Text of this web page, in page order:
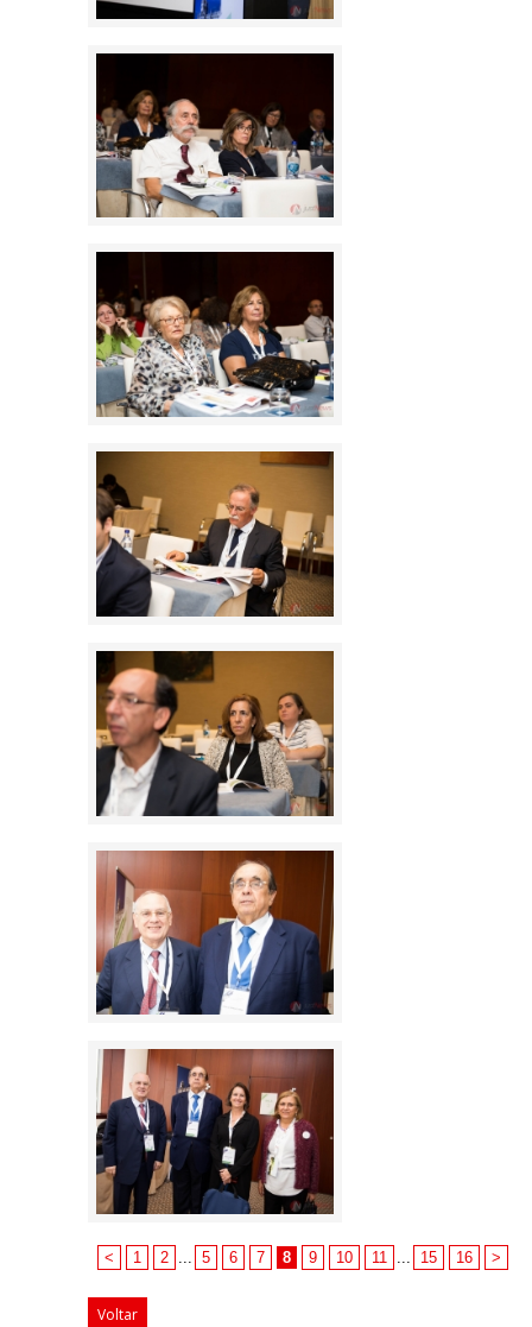
< 1 2 ... 5 6 7 8 9 10 11 ... 15 16 >
Voltar